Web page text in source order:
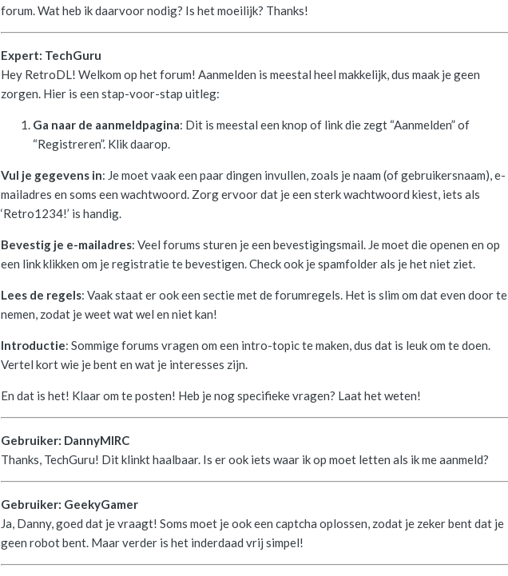
forum. Wat heb ik daarvoor nodig? Is het moeilijk? Thanks!
Expert: TechGuru
Hey RetroDL! Welkom op het forum! Aanmelden is meestal heel makkelijk, dus maak je geen
zorgen. Hier is een stap-voor-stap uitleg:
Ga naar de aanmeldpagina: Dit is meestal een knop of link die zegt “Aanmelden” of
“Registreren”. Klik daarop.
Vul je gegevens in: Je moet vaak een paar dingen invullen, zoals je naam (of gebruikersnaam), e-
mailadres en soms een wachtwoord. Zorg ervoor dat je een sterk wachtwoord kiest, iets als
‘Retro1234!’ is handig.
Bevestig je e-mailadres: Veel forums sturen je een bevestigingsmail. Je moet die openen en op
een link klikken om je registratie te bevestigen. Check ook je spamfolder als je het niet ziet.
Lees de regels: Vaak staat er ook een sectie met de forumregels. Het is slim om dat even door te
nemen, zodat je weet wat wel en niet kan!
Introductie: Sommige forums vragen om een intro-topic te maken, dus dat is leuk om te doen.
Vertel kort wie je bent en wat je interesses zijn.
En dat is het! Klaar om te posten! Heb je nog specifieke vragen? Laat het weten!
Gebruiker: DannyMIRC
Thanks, TechGuru! Dit klinkt haalbaar. Is er ook iets waar ik op moet letten als ik me aanmeld?
Gebruiker: GeekyGamer
Ja, Danny, goed dat je vraagt! Soms moet je ook een captcha oplossen, zodat je zeker bent dat je
geen robot bent. Maar verder is het inderdaad vrij simpel!